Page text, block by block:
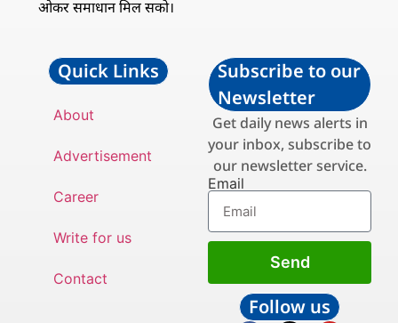
ओकर समाधान मिल सको।
Quick Links
About
Advertisement
Career
Write for us
Contact
Subscribe to our
Newsletter
Get daily news alerts in
your inbox, subscribe to
our newsletter service.
Email
Send
Follow us